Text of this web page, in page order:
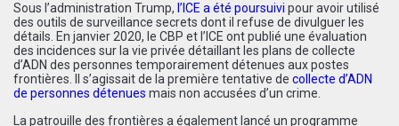
Sous l’administration Trump, l’ICE a été poursuivi pour avoir utilisé
des outils de surveillance secrets dont il refuse de divulguer les
détails. En janvier 2020, le CBP et l’ICE ont publié une évaluation
des incidences sur la vie privée détaillant les plans de collecte
d’ADN des personnes temporairement détenues aux postes
frontières. Il s’agissait de la première tentative de collecte d’ADN
de personnes détenues mais non accusées d’un crime.
La patrouille des frontières a également lancé un programme